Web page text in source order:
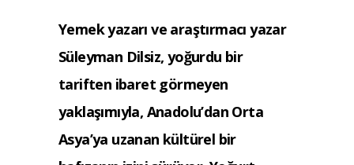
Yemek yazarı ve araştırmacı yazar
Süleyman Dilsiz, yoğurdu bir
tariften ibaret görmeyen
yaklaşımıyla, Anadolu’dan Orta
Asya’ya uzanan kültürel bir